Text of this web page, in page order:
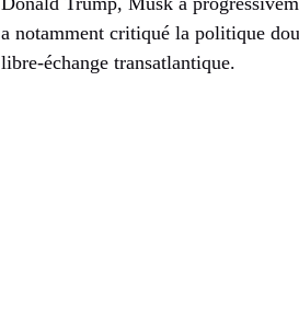
a notamment critiqué la politique
libre-échange transatlantique.